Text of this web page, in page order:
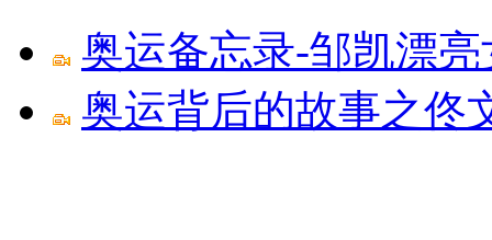
奥运备忘录-邹凯漂
奥运背后的故事之佟